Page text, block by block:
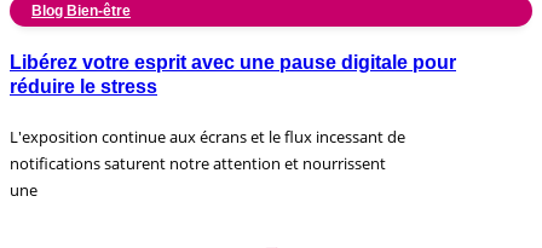
Blog Bien-être
Libérez votre esprit avec une pause digitale pour
réduire le stress
L'exposition continue aux écrans et le flux incessant de
notifications saturent notre attention et nourrissent
une